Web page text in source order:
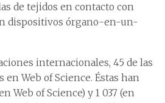
de tejidos en contacto con
dispositivos órgano-en-un-
internacionales, 45 de las
en Web of Science. Éstas han
Web of Science) y 1 037 (en